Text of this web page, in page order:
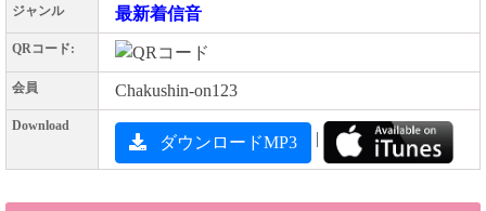
ジャンル 最新着信音
QRコード:
会員 Chakushin-on123
Download
ダウンロードMP3 |